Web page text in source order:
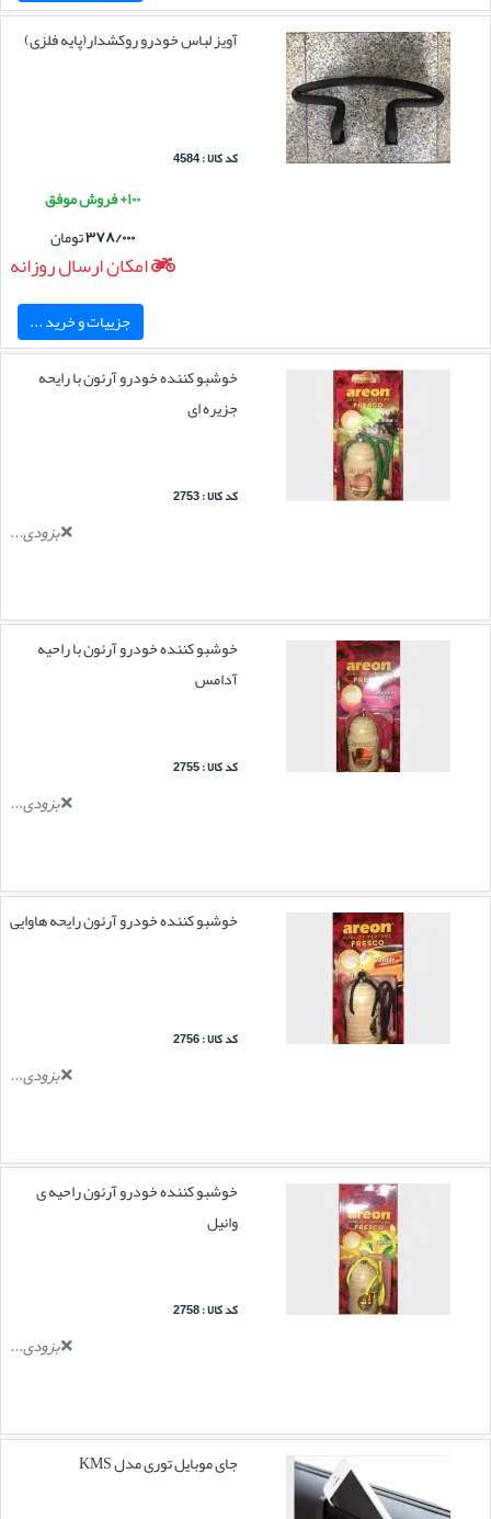
آویز لباس خودرو روکشدار(پایه فلزی)
کد کالا : 4584
۱۰۰+ فروش موفق
۳۷۸/۰۰۰تومان
امکان ارسال روزانه
جزییات و خرید ...
خوشبو کننده خودرو آرئون با رایحه
جزیره ای
کد کالا : 2753
بزودی...
خوشبو کننده خودرو آرئون با راحیه
آدامس
کد کالا : 2755
بزودی...
خوشبو کننده خودرو آرئون رایحه هاوایی
کد کالا : 2756
بزودی...
خوشبو کننده خودرو آرئون راحیه ی
وانیل
کد کالا : 2758
بزودی...
جای موبایل توری مدل KMS